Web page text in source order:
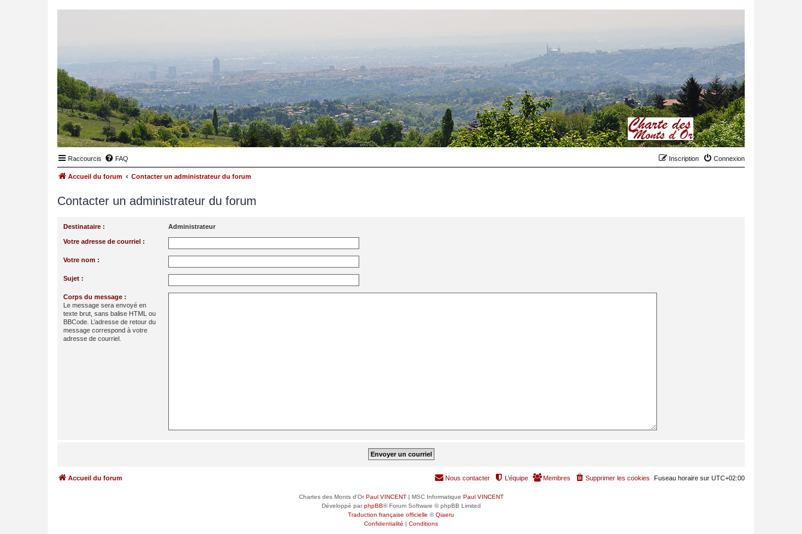
Raccourcis FAQ Connexion
Inscription
Accueil du forum Contacter un administrateur du forum
Contacter un administrateur du forum
Destinataire : Administrateur
Votre adresse de courriel :
Votre nom :
Sujet :
Corps du message :
Le message sera envoyé en
texte brut, sans balise HTML ou
BBCode. L’adresse de retour du
message correspond à votre
adresse de courriel.
Accueil du forum Fuseau horaire sur UTC+02:00
Supprimer les cookies
Membres
L’équipe
Nous contacter
Chartes des Monts d'OrPaul VINCENT| MSC Informatique Paul VINCENT
Développé parphpBB® Forum Software © phpBB Limited
Traduction française officielle ©Qiaeru
Confidentialité | Conditions